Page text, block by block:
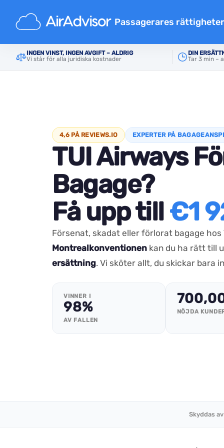
Passagerares rättigheter
Ersättning försenat flyg
Inställda flyg ersättning
Flygbolag reklamationer
Ersättning vid flygstrejk
Bestämmelser
INGEN VINST, INGEN AVGIFT – ALDRIG
Vi står för alla juridiska kostnader
DIN
Tar 3 min –
Startsida Ersättning försenad bagage: Din guide
4,6 PÅ REVIEWS.IO EXPERTER PÅ
TUI Airways
Bagage?
Få upp till€1
Försenat, skadat eller förlorat bagage hos
Montrealkonventionen kan du ha rätt till
ersättning. Vi sköter allt, du skickar bara
VINNER I
98%
AV FALLEN
NÖJDA
Skyddas av